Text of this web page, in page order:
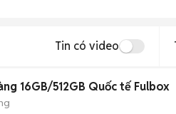
Tin có video
16GB/512GB Quốc tế Fulbox